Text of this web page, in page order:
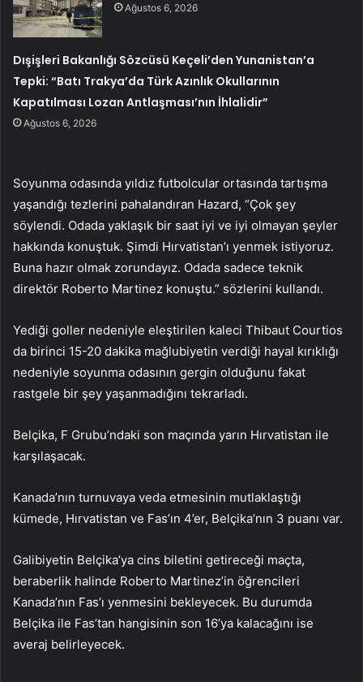
Ağustos 6, 2026
Dışişleri Bakanlığı Sözcüsü Keçeli’den Yunanistan’a
Tepki: “Batı Trakya’da Türk Azınlık Okullarının
Kapatılması Lozan Antlaşması’nın İhlalidir”
Ağustos 6, 2026
Soyunma odasında yıldız futbolcular ortasında tartışma
yaşandığı tezlerini pahalandıran Hazard, “Çok şey
söylendi. Odada yaklaşık bir saat iyi ve iyi olmayan şeyler
hakkında konuştuk. Şimdi Hırvatistan’ı yenmek istiyoruz.
Buna hazır olmak zorundayız. Odada sadece teknik
direktör Roberto Martinez konuştu.” sözlerini kullandı.
Yediği goller nedeniyle eleştirilen kaleci Thibaut Courtios
da birinci 15-20 dakika mağlubiyetin verdiği hayal kırıklığı
nedeniyle soyunma odasının gergin olduğunu fakat
rastgele bir şey yaşanmadığını tekrarladı.
Belçika, F Grubu’ndaki son maçında yarın Hırvatistan ile
karşılaşacak.
Kanada’nın turnuvaya veda etmesinin mutlaklaştığı
kümede, Hırvatistan ve Fas’ın 4’er, Belçika’nın 3 puanı var.
Galibiyetin Belçika’ya cins biletini getireceği maçta,
beraberlik halinde Roberto Martinez’in öğrencileri
Kanada’nın Fas’ı yenmesini bekleyecek. Bu durumda
Belçika ile Fas’tan hangisinin son 16’ya kalacağını ise
averaj belirleyecek.